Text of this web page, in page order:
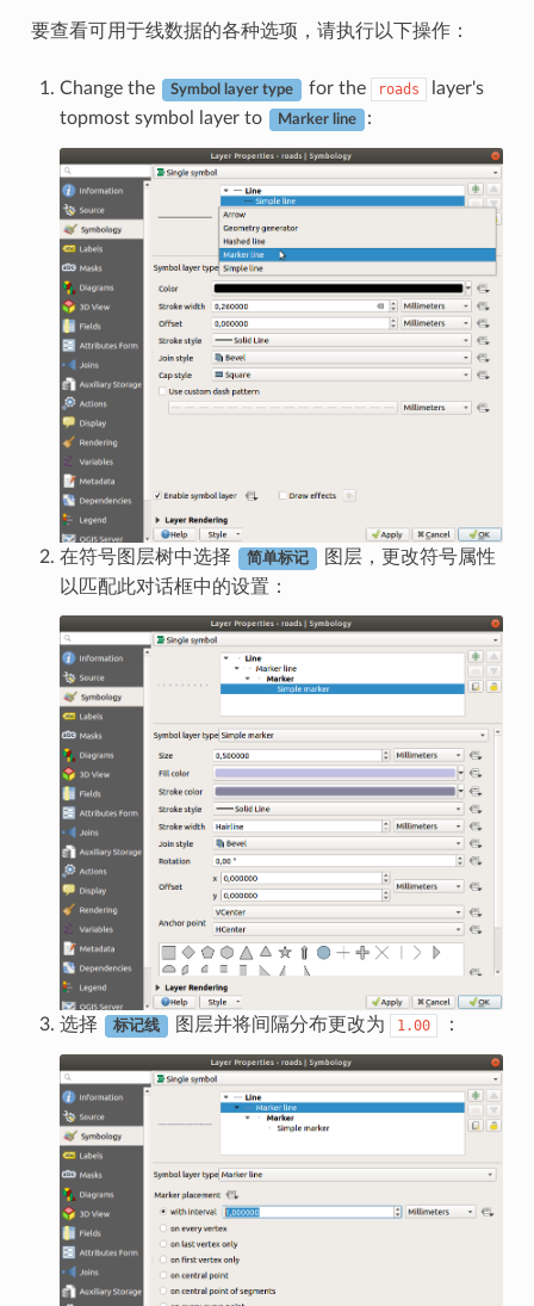
要查看可用于线数据的各种选项，请执行以下操作：
Change the Symbol layer type for the roads
layer's
topmost symbol layer to
Marker line :
在符号图层树中选择 简单标记
图层，更改符号属性
以匹配此对话框中的设置：
选择 标记线 图层并将间隔分布更改为 1.00 ：